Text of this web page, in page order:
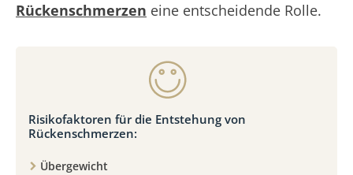
Rückenschmerzen eine entscheidende Rolle.
Risikofaktoren für die Entstehung von
Rückenschmerzen:
Übergewicht